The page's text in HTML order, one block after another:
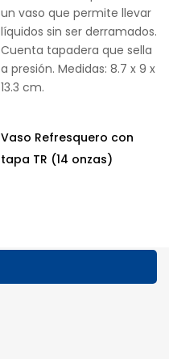
un vaso que permite llevar
líquidos sin ser derramados.
Cuenta tapadera que sella
a presión. Medidas: 8.7 x 9 x
13.3 cm.
Vaso Refresquero con
tapa TR (14 onzas)